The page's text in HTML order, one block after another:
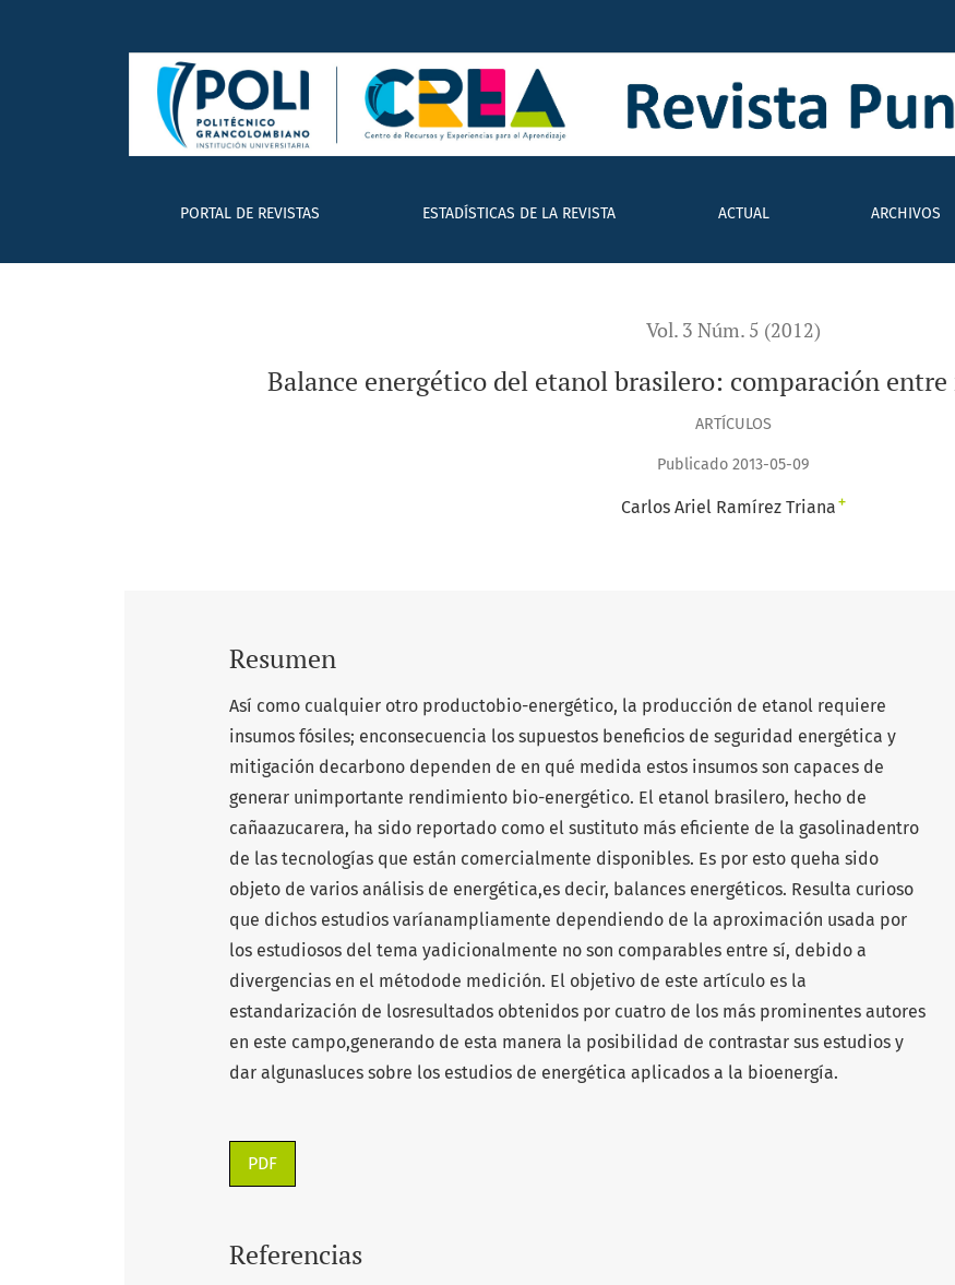
PORTAL DE REVISTAS ESTADÍSTICAS DE LA REVISTA ACTUAL ARCHIVOS
Vol. 3 Núm. 5 (2012)
Balance energético del etanol brasilero: comparación
ARTÍCULOS
Publicado 2013-05-09
Carlos Ariel Ramírez Triana +
Resumen
Así como cualquier otro productobio-energético, la producción de etanol requiere
insumos fósiles; enconsecuencia los supuestos beneficios de seguridad energética y
mitigación decarbono dependen de en qué medida estos insumos son capaces de
generar unimportante rendimiento bio-energético. El etanol brasilero, hecho de
cañaazucarera, ha sido reportado como el sustituto más eficiente de la gasolinadentro
de las tecnologías que están comercialmente disponibles. Es por esto queha sido
objeto de varios análisis de energética,es decir, balances energéticos. Resulta curioso
que dichos estudios varíanampliamente dependiendo de la aproximación usada por
los estudiosos del tema yadicionalmente no son comparables entre sí, debido a
divergencias en el métodode medición. El objetivo de este artículo es la
estandarización de losresultados obtenidos por cuatro de los más prominentes autores
en este campo,generando de esta manera la posibilidad de contrastar sus estudios y
dar algunasluces sobre los estudios de energética aplicados a la bioenergía.
PDF
Referencias